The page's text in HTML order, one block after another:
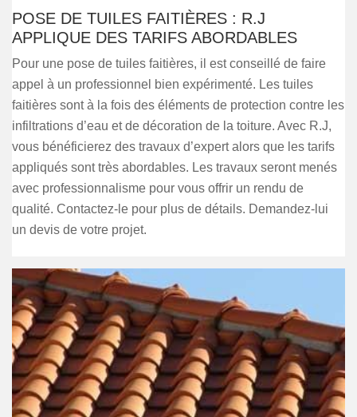
POSE DE TUILES FAITIÈRES : R.J
APPLIQUE DES TARIFS ABORDABLES
Pour une pose de tuiles faitières, il est conseillé de faire
appel à un professionnel bien expérimenté. Les tuiles
faitières sont à la fois des éléments de protection contre les
infiltrations d’eau et de décoration de la toiture. Avec R.J,
vous bénéficierez des travaux d’expert alors que les tarifs
appliqués sont très abordables. Les travaux seront menés
avec professionnalisme pour vous offrir un rendu de
qualité. Contactez-le pour plus de détails. Demandez-lui
un devis de votre projet.